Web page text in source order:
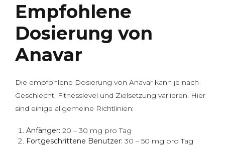
Empfohlene
Dosierung von
Anavar
Die empfohlene Dosierung von Anavar kann je nach
Geschlecht, Fitnesslevel und Zielsetzung variieren. Hier
sind einige allgemeine Richtlinien:
Anfänger: 20 – 30 mg pro Tag
Fortgeschrittene Benutzer: 30 – 50 mg pro Tag